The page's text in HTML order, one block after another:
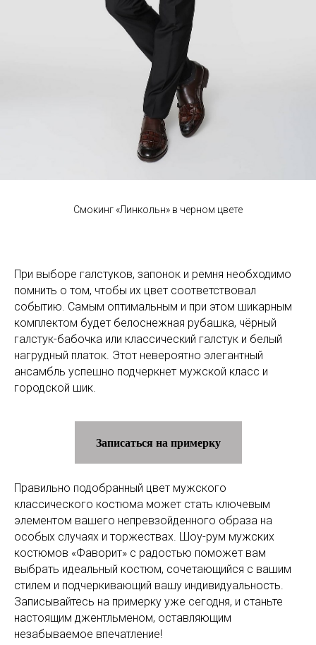
Смокинг «Линкольн» в черном цвете
При выборе галстуков, запонок и ремня необходимо
помнить о том, чтобы их цвет соответствовал
событию. Самым оптимальным и при этом шикарным
комплектом будет белоснежная рубашка, чёрный
галстук-бабочка или классический галстук и белый
нагрудный платок. Этот невероятно элегантный
ансамбль успешно подчеркнет мужской класс и
городской шик.
Записаться на примерку
Правильно подобранный цвет мужского
классического костюма может стать ключевым
элементом вашего непревзойденного образа на
особых случаях и торжествах. Шоу-рум мужских
костюмов «Фаворит» с радостью поможет вам
выбрать идеальный костюм, сочетающийся с вашим
стилем и подчеркивающий вашу индивидуальность.
Записывайтесь на примерку уже сегодня, и станьте
настоящим джентльменом, оставляющим
незабываемое впечатление!